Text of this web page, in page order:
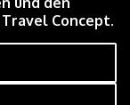
Concept.